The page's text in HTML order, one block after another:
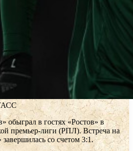
обыграл в гостях «Ростов» в
премьер-лиги (РПЛ). Встреча на
завершилась со счетом 3:1.